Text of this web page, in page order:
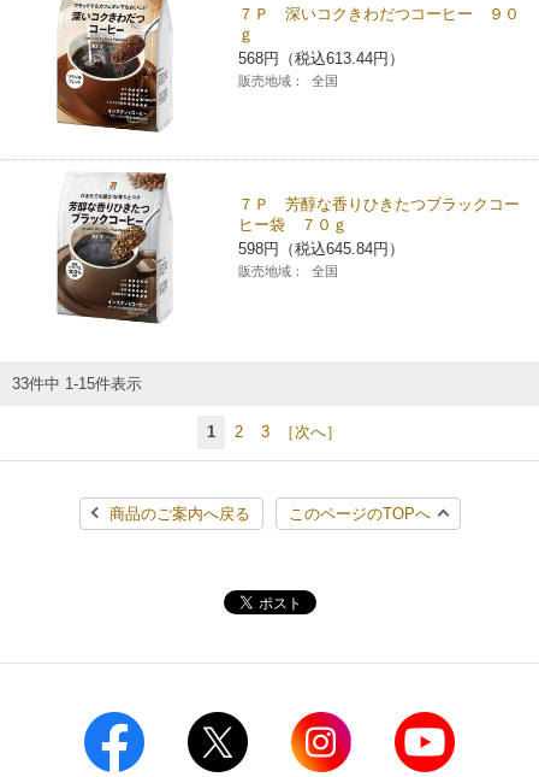
７Ｐ 深いコクきわだつコーヒー ９０
ｇ
568円（税込613.44円）
販売地域： 全国
７Ｐ 芳醇な香りひきたつブラックコー
ヒー袋 ７０ｇ
598円（税込645.84円）
販売地域： 全国
33件中 1-15件表示
1 2 3 ［次へ］
商品のご案内へ戻る このページのTOPへ